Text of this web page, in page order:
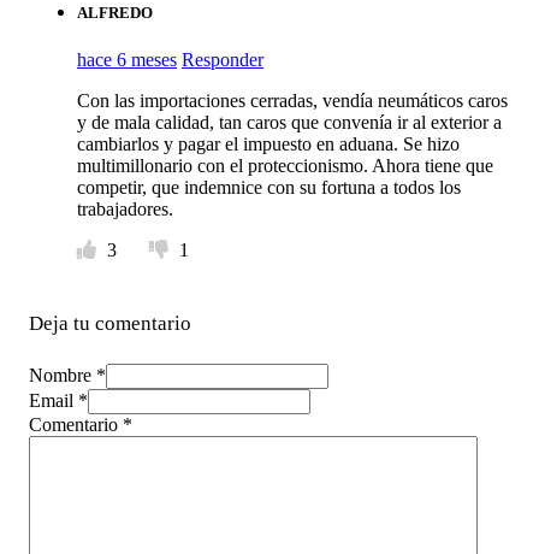
ALFREDO
hace 6 meses Responder
Con las importaciones cerradas, vendía neumáticos caros
y de mala calidad, tan caros que convenía ir al exterior a
cambiarlos y pagar el impuesto en aduana. Se hizo
multimillonario con el proteccionismo. Ahora tiene que
competir, que indemnice con su fortuna a todos los
trabajadores.
3
1
Deja tu comentario
Nombre *
Email *
Comentario *